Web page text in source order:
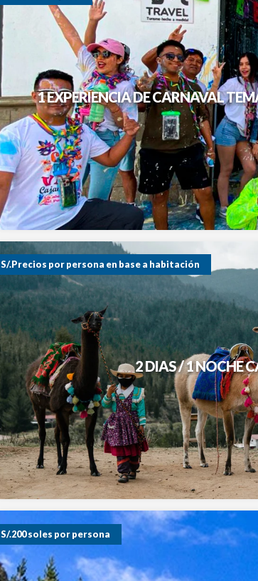
1 EXPERIENCIA DE CARNAVAL
S/.Precios por persona en base a habitación
2 DIAS / 1 NOCHE
S/.200 soles por persona